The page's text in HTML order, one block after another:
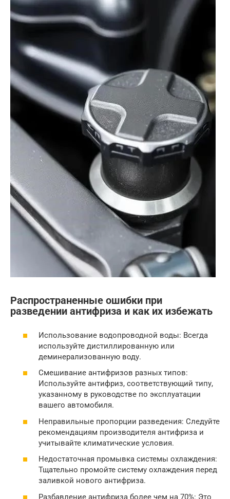
Распространенные ошибки при
разведении антифриза и как их избежать
Использование водопроводной воды: Всегда
используйте дистиллированную или
деминерализованную воду.
Смешивание антифризов разных типов:
Используйте антифриз, соответствующий типу,
указанному в руководстве по эксплуатации
вашего автомобиля.
Неправильные пропорции разведения: Следуйте
рекомендациям производителя антифриза и
учитывайте климатические условия.
Недостаточная промывка системы охлаждения:
Тщательно промойте систему охлаждения перед
заливкой нового антифриза.
Разбавление антифриза более чем на 70%: Это